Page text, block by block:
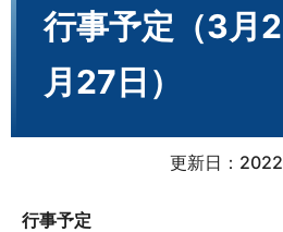
行事予定（3月
月27日）
更新日：
行事予定